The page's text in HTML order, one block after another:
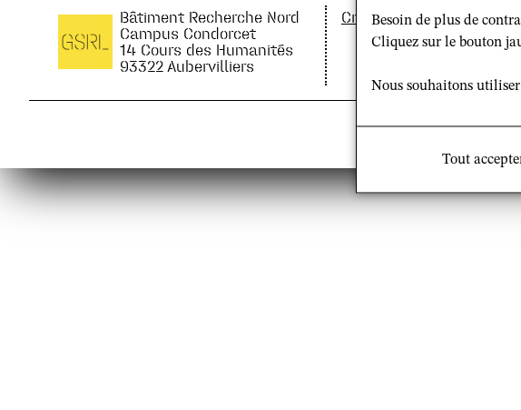
Besoin de plus de
Cliquez sur le bouton
Nous souhaitons
Tout
Bâtiment Recherche Nord
Campus Condorcet
14 Cours des Humanités
93322 Aubervilliers
Crédits et mentions
© 2021 – UMR